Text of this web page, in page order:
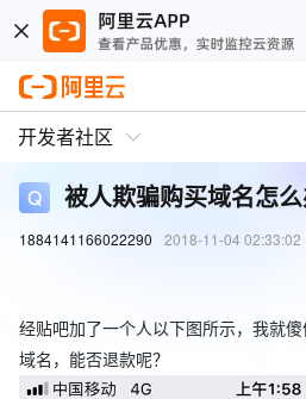
开发者社区
被人欺骗购买域名怎么
1884141166022290 2018-11-04 02:33:02
经贴吧加了一个人以下图所示，我就
域名，能否退款呢？